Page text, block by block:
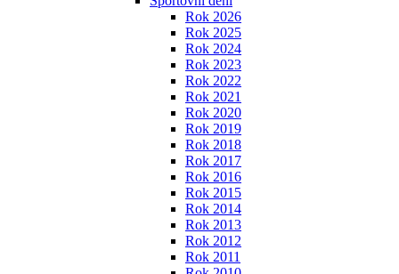
Rok 2026
Rok 2025
Rok 2024
Rok 2023
Rok 2022
Rok 2021
Rok 2020
Rok 2019
Rok 2018
Rok 2017
Rok 2016
Rok 2015
Rok 2014
Rok 2013
Rok 2012
Rok 2011